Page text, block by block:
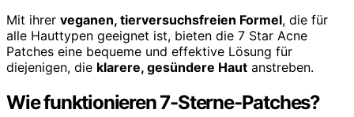
Mit ihrer veganen, tierversuchsfreien Formel, die für
alle Hauttypen geeignet ist, bieten die 7 Star Acne
Patches eine bequeme und effektive Lösung für
diejenigen, die klarere, gesündere Haut anstreben.
Wie funktionieren 7-Sterne-Patches?